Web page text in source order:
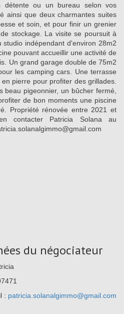
détente ou un bureau selon vos
ainsi que deux charmantes suites
et soin, et pour finir un grenier
stockage. La visite se poursuit à
studio indépendant d'environ 28m2
pouvant accueillir une activité de
Un grand garage double de 75m2
les camping cars. Une terrasse
pierre pour profiter des grillades.
beau pigeonnier, un bûcher fermé,
de bon moments une piscine
Propriété rénovée entre 2021 et
contacter Patricia Solana au
du négociateur
: patricia.solanalgimmo@gmail.com